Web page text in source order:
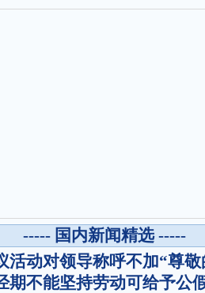
----- 国内新闻精选 -----
活动对领导称呼不加“尊敬
期不能坚持劳动可给予公